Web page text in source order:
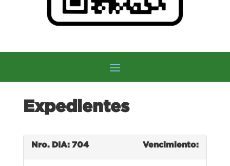
Expedientes
Nro. DIA: 704 Vencimiento: